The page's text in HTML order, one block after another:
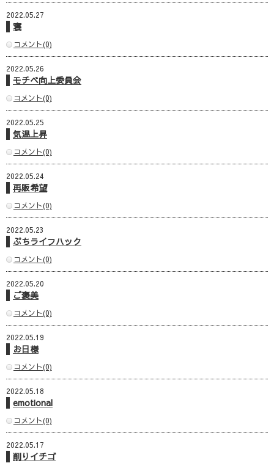
2022.05.27
寝
コメント(0)
2022.05.26
モチベ向上委員会
コメント(0)
2022.05.25
気温上昇
コメント(0)
2022.05.24
再販希望
コメント(0)
2022.05.23
ぷちライフハック
コメント(0)
2022.05.20
ご褒美
コメント(0)
2022.05.19
お日様
コメント(0)
2022.05.18
emotional
コメント(0)
2022.05.17
削りイチゴ